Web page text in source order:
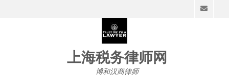
上海税务律师网
博和汉商律师